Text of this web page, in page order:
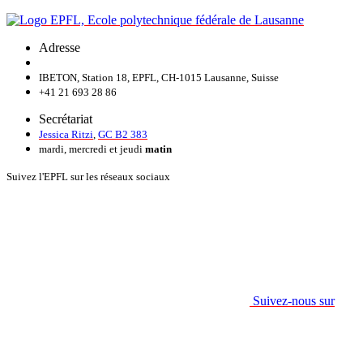
Adresse
IBETON, Station 18, EPFL, CH-1015 Lausanne, Suisse
+41 21 693 28 86
Secrétariat
Jessica Ritzi GC B2 383
mardi, mercredi et jeudi matin
Suivez l'EPFL sur les réseaux sociaux
Suivez-nous sur